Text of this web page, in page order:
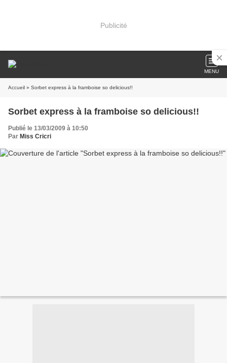
Publicité
MENU
Accueil » Sorbet express à la framboise so delicious!!
Sorbet express à la framboise so delicious!!
Publié le 13/03/2009 à 10:50
Par Miss Cricri